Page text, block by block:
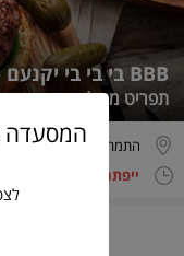
BBB בי בי בי יקנעם - משלוחים
תפריט משלוחים
התמר 2, יקנעם עילית
ייפתח בשעה 13:00
המסעדה